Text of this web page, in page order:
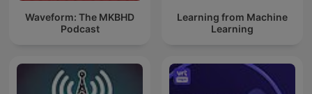
Waveform: The MKBHD
Podcast
Learning from Machine
Learning